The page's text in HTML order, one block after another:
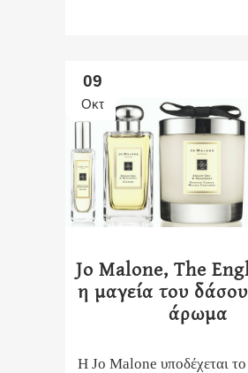
09
Οκτ
Jo Malone, The
η μαγεία του
άρωμα
Η Jo Malone υποδέχεται